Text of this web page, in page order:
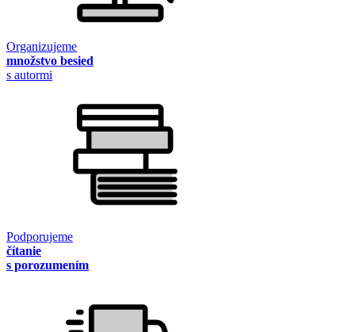
Organizujeme
množstvo besied
s autormi
Podporujeme
čítanie
s porozumením